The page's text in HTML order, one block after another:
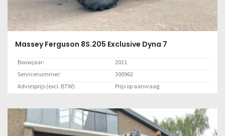
Massey Ferguson 8S.205 Exclusive Dyna 7
Bouwjaar:
2021
Servicenummer:
300962
Adviesprijs (excl. BTW):
Prijs op aanvraag.